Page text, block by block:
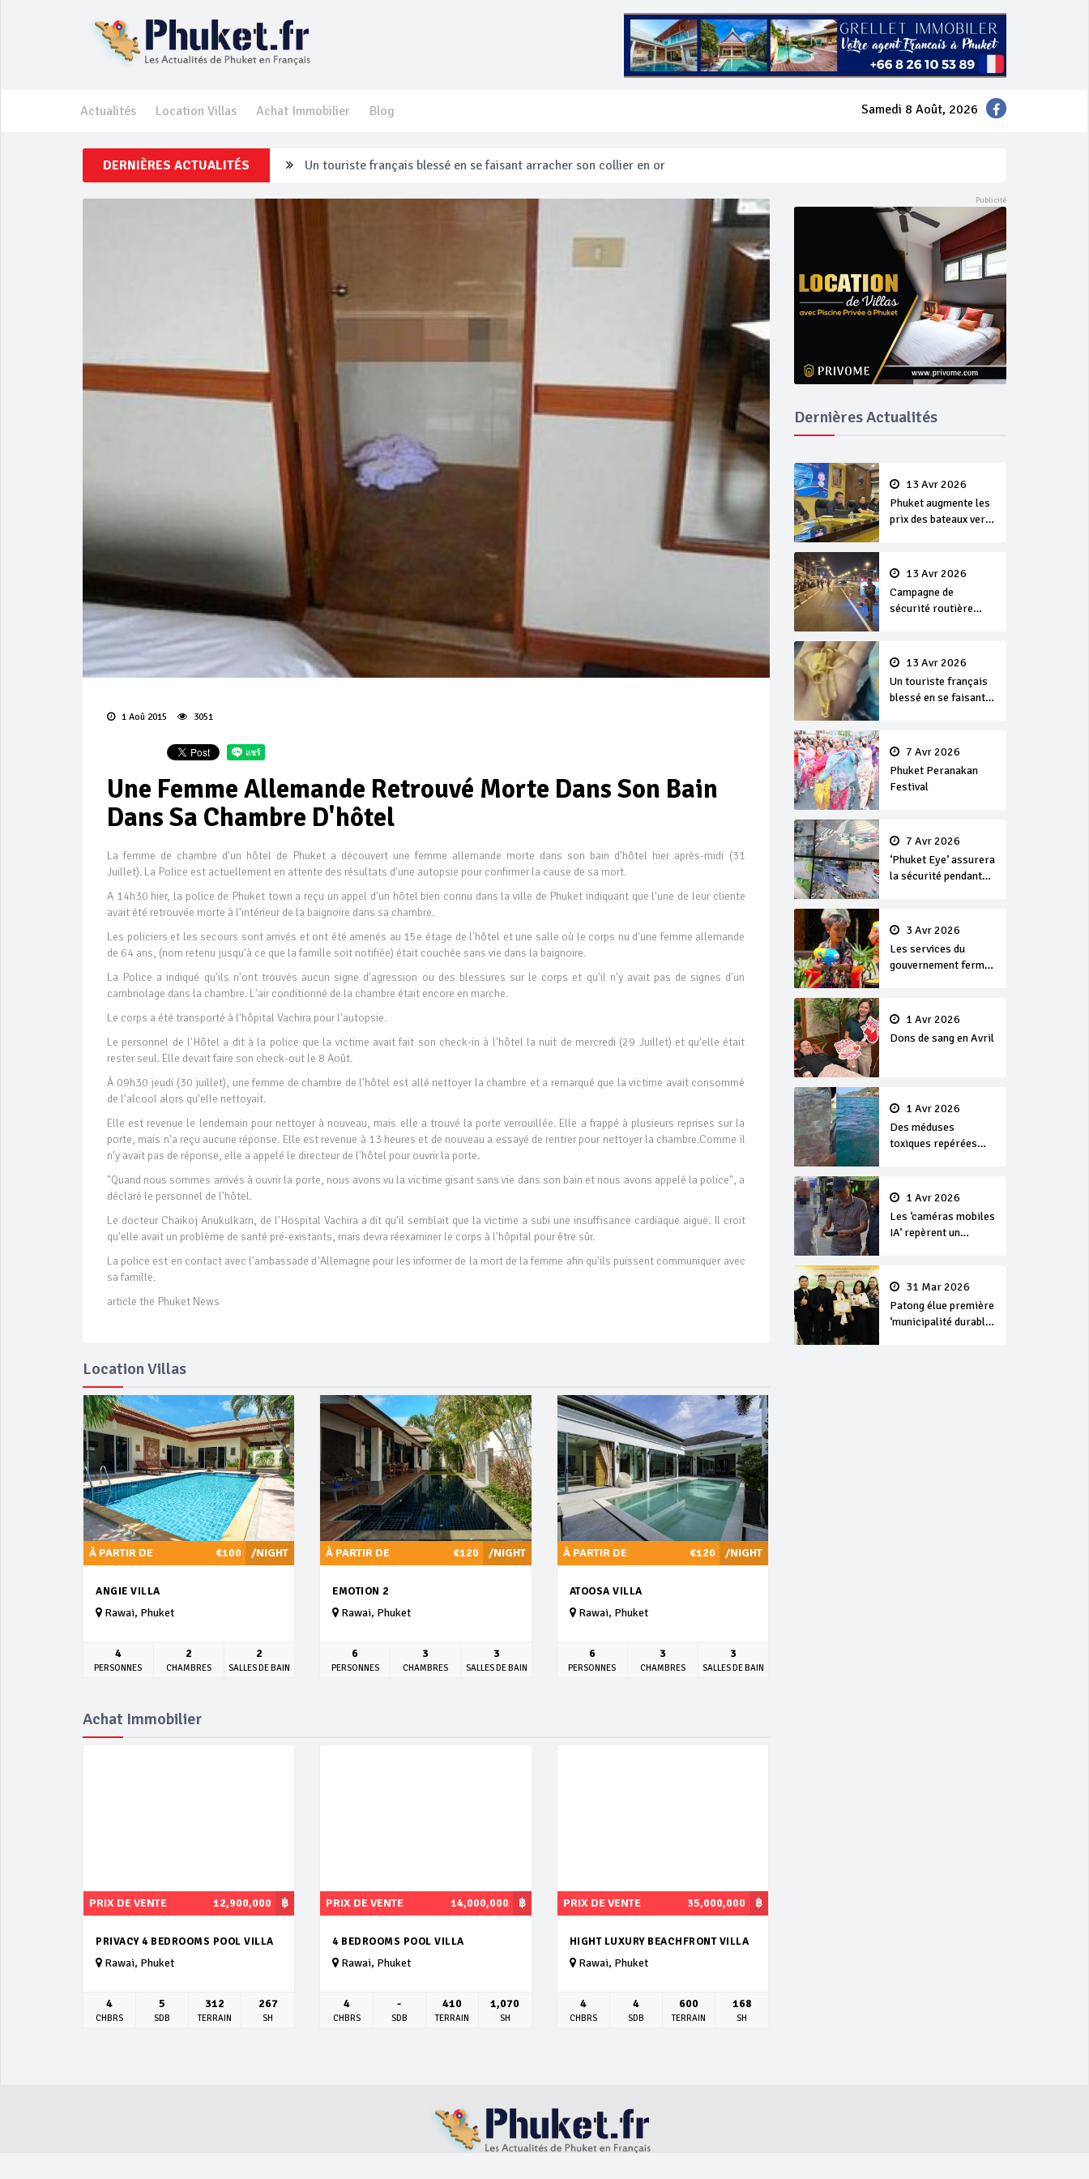
Actualités Location Villas Achat Immobilier Blog Samedi 8 Août, 2026
DERNIÈRES ACTUALITÉS Un touriste français blessé en se faisant arracher son collier en or
Phuket Peranakan Festival
‘Phuket Eye’ assurera la sécurité pendant Songkran
Phuket augmente les prix des bateaux vers Koh Phi Phi et des excursions en mer
Campagne de sécurité routière ‘Seven Days of Danger’ de Songkran
1 Aoû 2015 3051
Une Femme Allemande Retrouvé Morte Dans Son Bain
Dans Sa Chambre D'hôtel
La femme de chambre d'un hôtel de Phuket a découvert une femme allemande morte dans son bain d'hôtel hier après-midi (31
Juillet). La Police est actuellement en attente des résultats d'une autopsie pour confirmer la cause de sa mort.
A 14h30 hier, la police de Phuket town a reçu un appel d'un hôtel bien connu dans la ville de Phuket indiquant que l'une de leur cliente
avait été retrouvée morte à l'intérieur de la baignoire dans sa chambre.
Les policiers et les secours sont arrivés et ont été amenés au 15e étage de l'hôtel et une salle où le corps nu d'une femme allemande
de 64 ans, (nom retenu jusqu'à ce que la famille soit notifiée) était couchée sans vie dans la baignoire.
La Police a indiqué qu'ils n'ont trouvés aucun signe d'agression ou des blessures sur le corps et qu'il n'y avait pas de signes d'un
cambriolage dans la chambre. L'air conditionné de la chambre était encore en marche.
Le corps a été transporté à l'hôpital Vachira pour l'autopsie.
Le personnel de l'Hôtel a dit à la police que la victime avait fait son check-in à l'hôtel la nuit de mercredi (29 Juillet) et qu'elle était
rester seul. Elle devait faire son check-out le 8 Août.
À 09h30 jeudi (30 juillet), une femme de chambre de l'hôtel est allé nettoyer la chambre et a remarqué que la victime avait consommé
de l'alcool alors qu'elle nettoyait.
Elle est revenue le lendemain pour nettoyer à nouveau, mais elle a trouvé la porte verrouillée. Elle a frappé à plusieurs reprises sur la
porte, mais n'a reçu aucune réponse. Elle est revenue à 13 heures et de nouveau a essayé de rentrer pour nettoyer la chambre.Comme il
n'y avait pas de réponse, elle a appelé le directeur de l'hôtel pour ouvrir la porte.
"Quand nous sommes arrivés à ouvrir la porte, nous avons vu la victime gisant sans vie dans son bain et nous avons appelé la police", a
déclaré le personnel de l'hôtel.
Le docteur Chaikoj Anukulkarn, de l'Hospital Vachira a dit qu'il semblait que la victime a subi une insuffisance cardiaque aiguë. Il croit
qu'elle avait un problème de santé pré-existants, mais devra réexaminer le corps à l'hôpital pour être sûr.
La police est en contact avec l'ambassade d'Allemagne pour les informer de la mort de la femme afin qu'ils puissent communiquer avec
sa famille.
article the Phuket News
Dernières Actualités
13 Avr 2026
Phuket augmente les
prix des bateaux vers
13 Avr 2026
Campagne de
sécurité routière
13 Avr 2026
Un touriste français
blessé en se faisant
7 Avr 2026
Phuket Peranakan
Festival
7 Avr 2026
‘Phuket Eye’ assurera
la sécurité pendant
3 Avr 2026
Les services du
gouvernement fermés
Songkran
1 Avr 2026
Dons de sang en Avril
1 Avr 2026
Des méduses
toxiques repérées
1 Avr 2026
Les ‘caméras mobiles
IA’ repèrent un
séjour31 Mar 2026
Patong élue première
‘municipalité durable’
Location Villas
/NIGHT
À PARTIR DE €100
ANGIE VILLA
Rawai, Phuket
4
PERSONNES
2
CHAMBRES
2
SALLES DE BAIN
/NIGHT
À PARTIR DE €120
EMOTION 2
Rawai, Phuket
6
PERSONNES
3
CHAMBRES
3
SALLES DE BAIN
/NIGHT
À PARTIR DE €120
ATOOSA VILLA
Rawai, Phuket
6
PERSONNES
3
CHAMBRES
3
SALLES DE BAIN
Achat Immobilier
฿
PRIX DE VENTE 12,900,000
PRIVACY 4 BEDROOMS POOL VILLA
Rawai, Phuket
4
CHBRS
5
SDB
312
TERRAIN
267
SH
฿
PRIX DE VENTE 14,000,000
4 BEDROOMS POOL VILLA
Rawai, Phuket
4
CHBRS
-
SDB
410
TERRAIN
1,070
SH
฿
PRIX DE VENTE 35,000,000
HIGHT LUXURY BEACHFRONT VILLA
Rawai, Phuket
4
CHBRS
4
SDB
600
TERRAIN
168
SH